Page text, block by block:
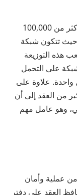
حسب أحدث البيانات من عام 2025، يوجد أكثر من 100,000
تتكون شبكة
من 11,000 عقدة. تلعب هذه التوزيعة
على التحمل
علاوة على
من العقد إلى أن
وهو عامل مهم
عملية وأمان
العقد على دفتر